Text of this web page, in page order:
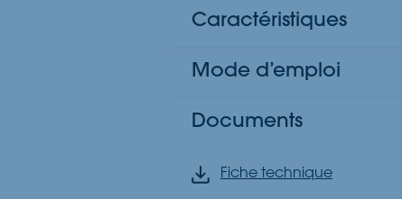
Caractéristiques
Mode d’emploi
Documents
Fiche technique